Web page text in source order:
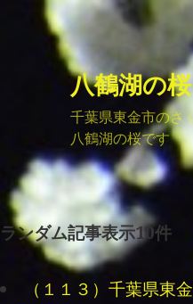
八鶴湖の桜
千葉県東金市のさ
八鶴湖の桜です
ランダム記事表示10件
（１１３）千葉県東